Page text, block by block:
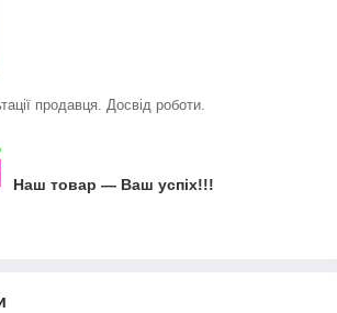
продавця. Досвід роботи.
Наш товар ― Ваш успіх!!!